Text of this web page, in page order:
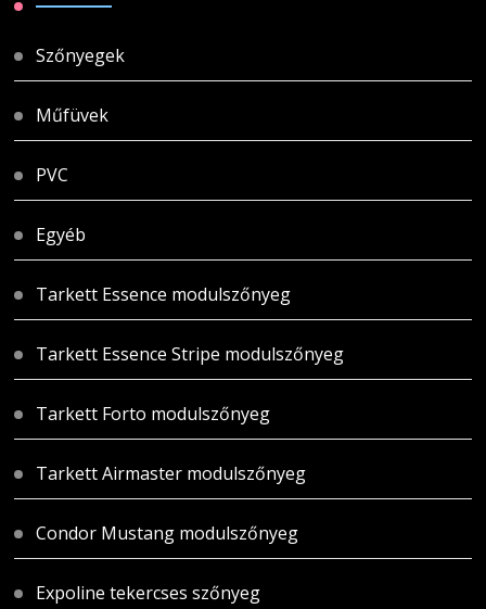
Szőnyegek
Műfüvek
PVC
Egyéb
Tarkett Essence modulszőnyeg
Tarkett Essence Stripe modulszőnyeg
Tarkett Forto modulszőnyeg
Tarkett Airmaster modulszőnyeg
Condor Mustang modulszőnyeg
Expoline tekercses szőnyeg